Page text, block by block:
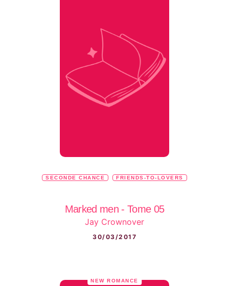
SECONDE CHANCE FRIENDS-TO-LOVERS
Marked men - Tome 05
Jay Crownover
30/03/2017
NEW ROMANCE